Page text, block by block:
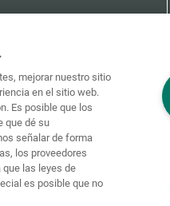
mejorar nuestro sitio
en el sitio web.
Es posible que los
que dé su
señalar de forma
los proveedores
que las leyes de
es posible que no